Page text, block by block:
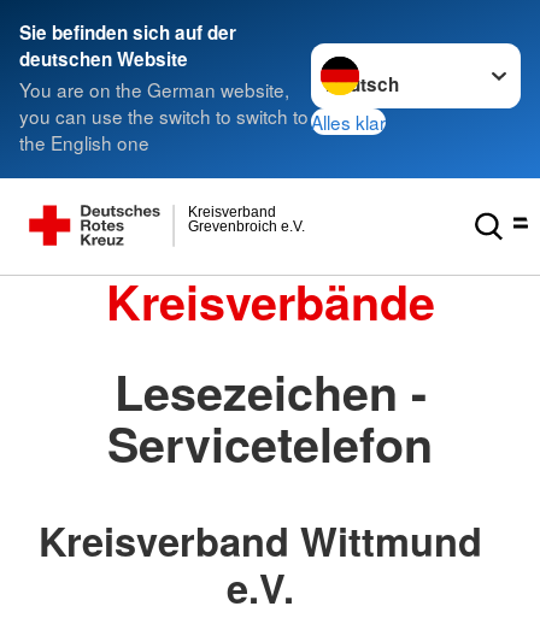
Sie befinden sich auf der
deutschen Website
You are on the German website,
you can use the switch to switch to
the English one
Sprache wechseln zu
Alles klar
Grevenbroich e.V.
Kreisverband
Kreisverbände
Lesezeichen -
Servicetelefon
Kreisverband Wittmund
e.V.